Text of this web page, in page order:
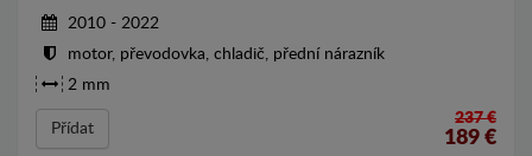
2010 - 2022
motor, převodovka, chladič, přední nárazník
2 mm
Přídat
237 €
189 €